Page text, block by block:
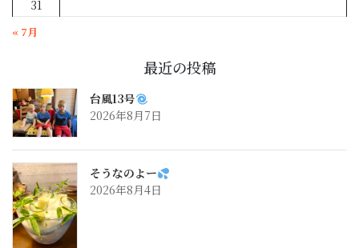
31
« 7月
最近の投稿
台風13号
2026年8月7日
そうなのよー
2026年8月4日